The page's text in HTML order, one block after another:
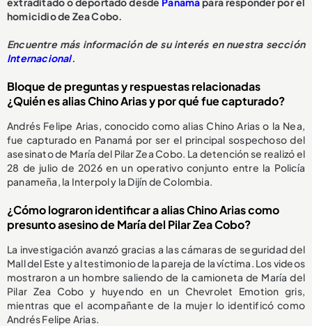
homicidio de Zea Cobo.
Encuentre más información de su interés en nuestra sección
Internacional.
Bloque de preguntas y respuestas relacionadas
¿Quién es alias Chino Arias y por qué fue capturado?
Andrés Felipe Arias, conocido como alias Chino Arias o la Nea,
fue capturado en Panamá por ser el principal sospechoso del
asesinato de María del Pilar Zea Cobo. La detención se realizó el
28 de julio de 2026 en un operativo conjunto entre la Policía
panameña, la Interpol y la Dijín de Colombia.
¿Cómo lograron identificar a alias Chino Arias como
presunto asesino de María del Pilar Zea Cobo?
La investigación avanzó gracias a las cámaras de seguridad del
Mall del Este y al testimonio de la pareja de la víctima. Los videos
mostraron a un hombre saliendo de la camioneta de María del
Pilar Zea Cobo y huyendo en un Chevrolet Emotion gris,
mientras que el acompañante de la mujer lo identificó como
Andrés Felipe Arias.